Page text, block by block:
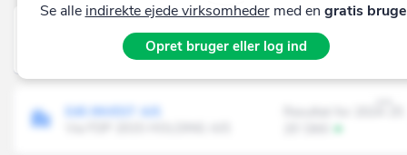
FDP Construction Kolding A/S
Via FDP 2015 HOLDING A/S
Resultat for 2024-25
-31' DKK
E45 INVEST A/S
Se alle indirekte ejede virksomhedermed en gratis
Opret bruger eller log ind